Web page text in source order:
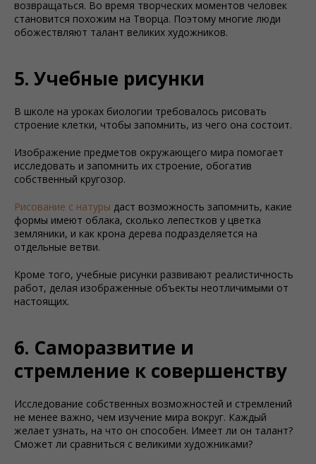
возвращаться. Во время творческих моментов человек
становится похожим на Творца. Поэтому многие люди
обожествляют талант великих художников.
5. Учебные рисунки
В школе на уроках биологии требовалось рисовать
строение клетки, чтобы запомнить, из чего она состоит.
Изображение предметов окружающего мира помогает
исследовать и запомнить их строение, обогатив
собственный кругозор.
Рисование с натуры даст возможность запомнить, какие
формы имеют облака, сколько лепестков у цветка
земляники, и как крона дерева подразделяется на
отдельные ветви.
Кроме того, учебные рисунки развивают реалистичность
работ, делая изображенные объекты неотличимыми от
настоящих.
6. Саморазвитие и
стремление к совершенству
Исследование собственных возможностей и стремлений
не менее важно, чем изучение мира вокруг. Каждый
желает узнать, на что он способен. Имеет ли он талант?
Сможет ли сравниться с великими художниками?